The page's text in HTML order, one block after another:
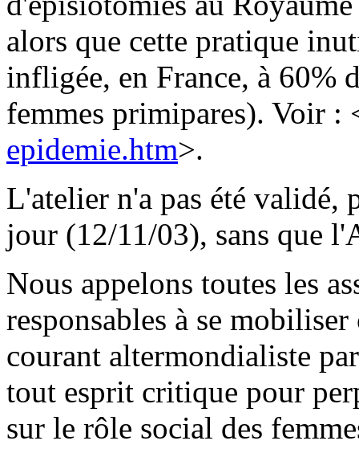
alors que cette pratique
infligée, en France, à 60%
femmes primipares). Voir :
epidemie.htm>.
L'atelier n'a pas été validé,
jour (12/11/03), sans que
Nous appelons toutes les
responsables à se
courant altermondialiste
tout esprit critique pour
sur le rôle social des